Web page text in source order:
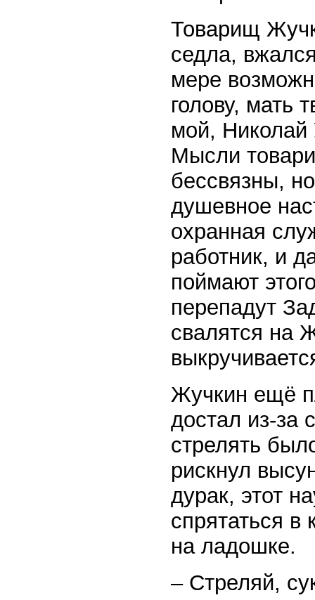
Товарищ
седла,
мере
голову, мать
мой, Николай
Мысли
бессвязны,
душевное
охранная
работник, и
поймают
перепадут
свалятся на
Жучкин ещё
достал из-за
стрелять
рискнул
дурак, этот
спрятаться в
на ладошке.
– Стреляй,